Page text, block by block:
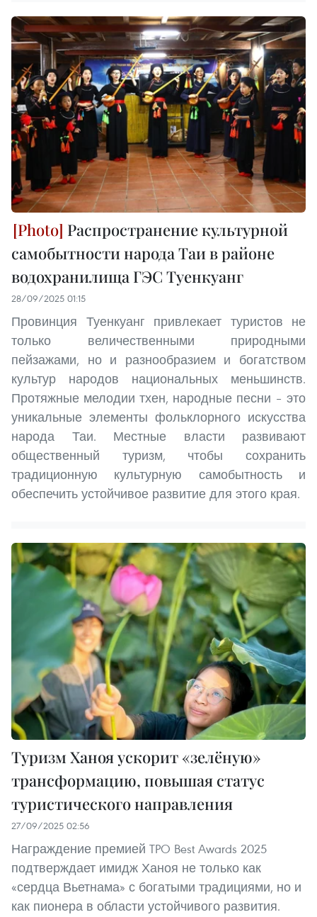
Распространение культурной
самобытности народа Таи в районе
водохранилища ГЭС Туенкуанг
28/09/2025 01:15
Провинция Туенкуанг привлекает туристов не
только величественными природными
пейзажами, но и разнообразием и богатством
культур народов национальных меньшинств.
Протяжные мелодии тхен, народные песни – это
уникальные элементы фольклорного искусства
народа Таи. Местные власти развивают
общественный туризм, чтобы сохранить
традиционную культурную самобытность и
обеспечить устойчивое развитие для этого края.
Туризм Ханоя ускорит «зелёную»
трансформацию, повышая статус
туристического направления
27/09/2025 02:56
Награждение премией TPO Best Awards 2025
подтверждает имидж Ханоя не только как
«сердца Вьетнама» с богатыми традициями, но и
как пионера в области устойчивого развития.